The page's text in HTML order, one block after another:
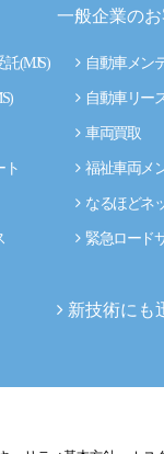
(MJS)
ト
一般企業の
自動車メン
自動車リー
車両買取
福祉車両メ
なるほどネ
緊急ロード
新技術にも